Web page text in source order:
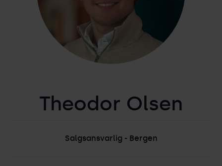
Theodor Olsen
Salgsansvarlig - Bergen